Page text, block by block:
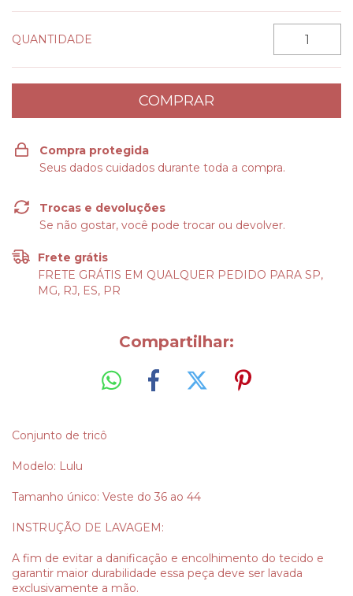
QUANTIDADE
Compra protegida
Seus dados cuidados durante toda a compra.
Trocas e devoluções
Se não gostar, você pode trocar ou devolver.
Frete grátis
FRETE GRÁTIS EM QUALQUER PEDIDO PARA SP,
MG, RJ, ES, PR
Compartilhar:
Conjunto de tricô
Modelo: Lulu
Tamanho único: Veste do 36 ao 44
INSTRUÇÃO DE LAVAGEM:
A fim de evitar a danificação e encolhimento do tecido e
garantir maior durabilidade essa peça deve ser lavada
exclusivamente a mão.